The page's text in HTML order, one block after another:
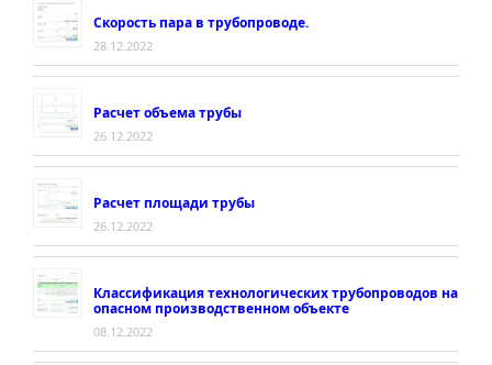
Скорость пара в трубопроводе.
28.12.2022
Расчет объема трубы
26.12.2022
Расчет площади трубы
26.12.2022
Классификация технологических трубопроводов на
опасном производственном объекте
08.12.2022